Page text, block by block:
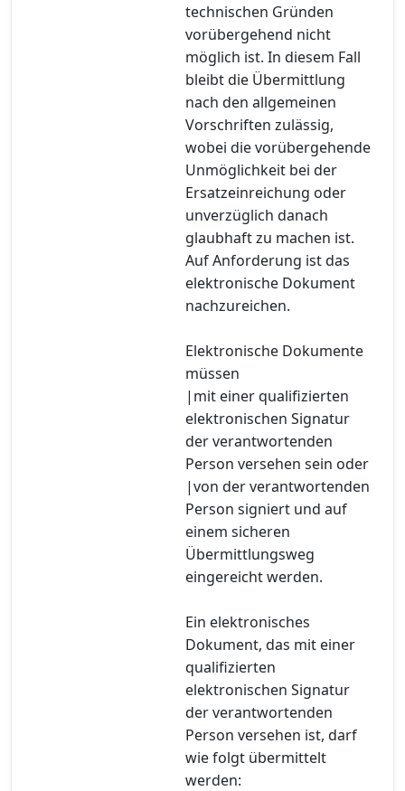
technischen Gründen
vorübergehend nicht
möglich ist. In diesem Fall
bleibt die Übermittlung
nach den allgemeinen
Vorschriften zulässig,
wobei die vorübergehende
Unmöglichkeit bei der
Ersatzeinreichung oder
unverzüglich danach
glaubhaft zu machen ist.
Auf Anforderung ist das
elektronische Dokument
nachzureichen.
Elektronische Dokumente
müssen
|mit einer qualifizierten
elektronischen Signatur
der verantwortenden
Person versehen sein oder
|von der verantwortenden
Person signiert und auf
einem sicheren
Übermittlungsweg
eingereicht werden.
Ein elektronisches
Dokument, das mit einer
qualifizierten
elektronischen Signatur
der verantwortenden
Person versehen ist, darf
wie folgt übermittelt
werden: